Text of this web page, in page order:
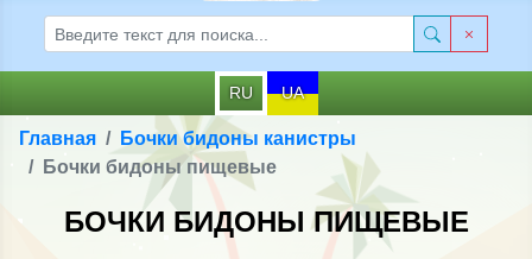
RU UA
Главная
Бочки бидоны канистры
Бочки бидоны пищевые
БОЧКИ БИДОНЫ ПИЩЕВЫЕ